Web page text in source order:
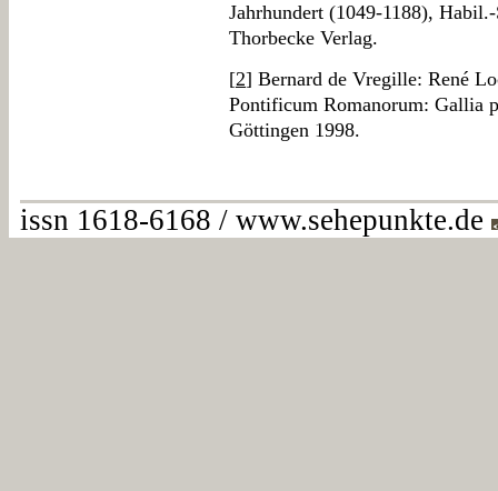
Jahrhundert (1049-1188),
Thorbecke Verlag.
[2] Bernard de Vregille: René
Pontificum Romanorum: Gallia
Göttingen 1998.
issn 1618-6168 / www.sehepunkte.de